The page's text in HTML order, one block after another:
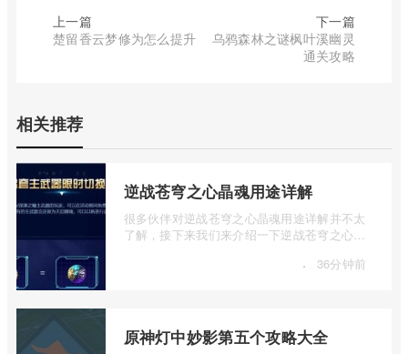
上一篇
楚留香云梦修为怎么提升
下一篇
乌鸦森林之谜枫叶溪幽灵
通关攻略
相关推荐
逆战苍穹之心晶魂用途详解
很多伙伴对逆战苍穹之心晶魂用途详解并不太
了解，接下来我们来介绍一下逆战苍穹之心晶
· 36分钟前
原神灯中妙影第五个攻略大全